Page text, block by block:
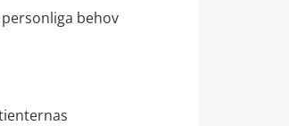
behov​